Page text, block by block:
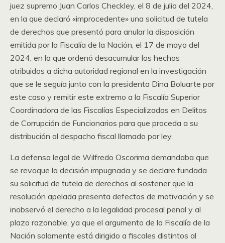
juez supremo Juan Carlos Checkley, el 8 de julio del 2024,
en la que declaró «improcedente» una solicitud de tutela
de derechos que presentó para anular la disposición
emitida por la Fiscalía de la Nación, el 17 de mayo del
2024, en la que ordenó desacumular los hechos
atribuidos a dicha autoridad regional en la investigación
que se le seguía junto con la presidenta Dina Boluarte por
este caso y remitir este extremo a la Fiscalía Superior
Coordinadora de las Fiscalías Especializadas en Delitos
de Corrupción de Funcionarios para que proceda a su
distribución al despacho fiscal llamado por ley.
La defensa legal de Wilfredo Oscorima demandaba que
se revoque la decisión impugnada y se declare fundada
su solicitud de tutela de derechos al sostener que la
resolución apelada presenta defectos de motivación y se
inobservó el derecho a la legalidad procesal penal y al
plazo razonable, ya que el argumento de la Fiscalía de la
Nación solamente está dirigido a fiscales distintos al